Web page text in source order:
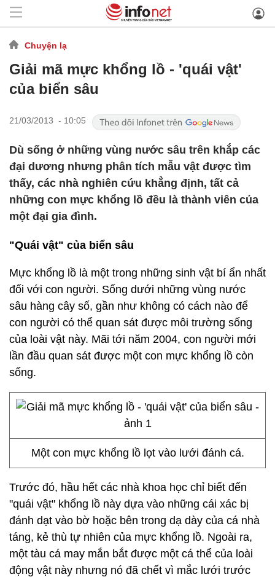
Chuyện lạ
Giải mã mực khổng lồ - 'quái vật'
của biển sâu
21/03/2013 - 10:05
Dù sống ở những vùng nước sâu trên khắp các
đại dương nhưng phân tích mẫu vật được tìm
thấy, các nhà nghiên cứu khẳng định, tất cả
những con mực khổng lồ đều là thành viên của
một đại gia đình.
"Quái vật" của biển sâu
Mực khổng lồ là một trong những sinh vật bí ẩn nhất
đối với con người. Sống dưới những vùng nước
sâu hàng cây số, gần như không có cách nào để
con người có thể quan sát được môi trường sống
của loài vật này. Mãi tới năm 2004, con người mới
lần đầu quan sát được một con mực khổng lồ còn
sống.
Một con mực khổng lồ lọt vào lưới đánh cá.
Trước đó, hầu hết các nhà khoa học chỉ biết đến
"quái vật" khổng lồ này dựa vào những cái xác bị
đánh dạt vào bờ hoặc bên trong dạ dày của cá nhà
táng, kẻ thù tự nhiên của mực khổng lồ. Ngoài ra,
một tàu cá may mắn bắt được một cá thể của loài
động vật này nhưng nó đã chết vì mắc lưới trước